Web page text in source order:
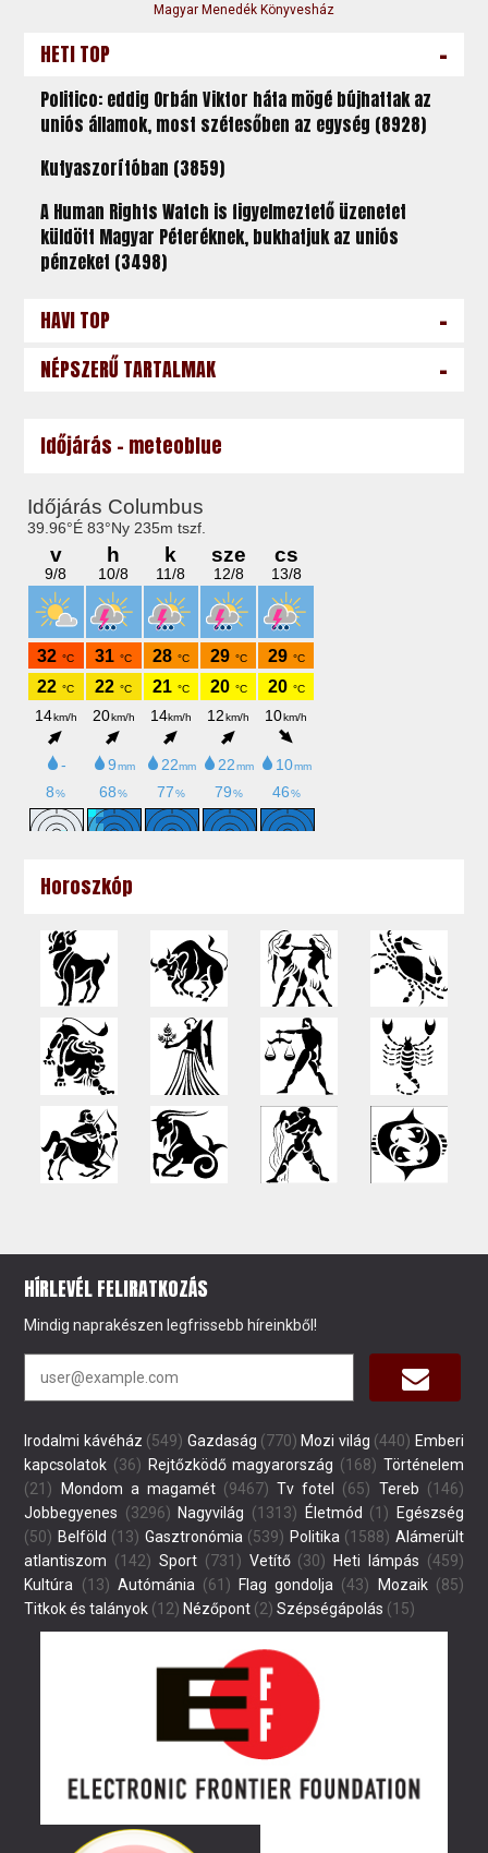
Magyar Menedék Könyvesház
HETI TOP -
Politico: eddig Orbán Viktor háta mögé bújhattak az
uniós államok, most szétesőben az egység (8928)
Kutyaszorítóban (3859)
A Human Rights Watch is figyelmeztető üzenetet
küldött Magyar Péteréknek, bukhatjuk az uniós
pénzeket (3498)
HAVI TOP -
NÉPSZERŰ TARTALMAK -
Időjárás - meteoblue
Horoszkóp
HÍRLEVÉL FELIRATKOZÁS
Mindig naprakészen legfrissebb híreinkből!
Irodalmi kávéház (549) Gazdaság (770) Mozi világ (440) Emberi
kapcsolatok (36) Rejtőzködő magyarország (168) Történelem
(21)
Mondom a magamét(9467) Tv fotel (65) Tereb (146)
Jobbegyenes (3296) Nagyvilág (1313) Életmód (1)
Egészség
(50) Belföld (13) Gasztronómia (539) Politika (1588) Alámerült
atlantiszom (142) Sport(731) Vetítő(30) Heti lámpás (459)
Kultúra (13) Autómánia (61) Flag gondolja (43) Mozaik(85)
Titkok és talányok (12) Nézőpont (2) Szépségápolás (15)